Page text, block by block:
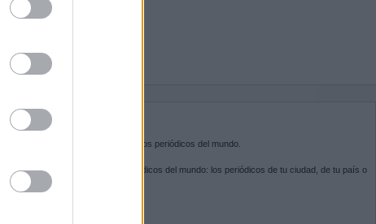
SOBRE KIOSKO.NET
es la puerta de entrada a los periódicos del mundo.
Navega por las portadas de los periódicos del mundo: los periódicos de tu ciudad, de tu país o
del otro extremo del mundo.